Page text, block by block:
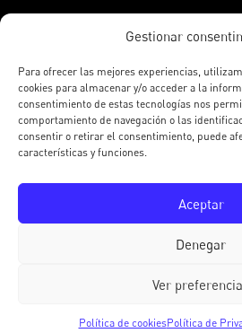
Gestionar
Para ofrecer las mejores experiencias,
cookies para almacenar y/o acceder a la
consentimiento de estas tecnologías nos
comportamiento de navegación o las
consentir o retirar el consentimiento, puede
características y funciones.
Aceptar
Denegar
Ver
Política de cookiesPolítica de
Instagram
Facebook
TikTok
YouTube
Haz
de
© 2026 Faymonville
Aviso Legal• Política de Privacidad